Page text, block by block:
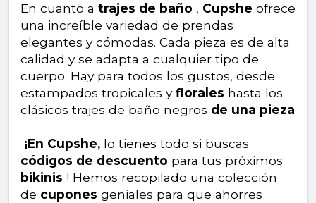
En cuanto a trajes de baño , Cupshe ofrece
una increíble variedad de prendas
elegantes y cómodas. Cada pieza es de alta
calidad y se adapta a cualquier tipo de
cuerpo. Hay para todos los gustos, desde
estampados tropicales yflorales hasta los
clásicos trajes de baño negros de una pieza
¡En Cupshe, lo tienes todo si buscas
códigos de descuento para tus próximos
bikinis ! Hemos recopilado una colección
de cupones geniales para que ahorres